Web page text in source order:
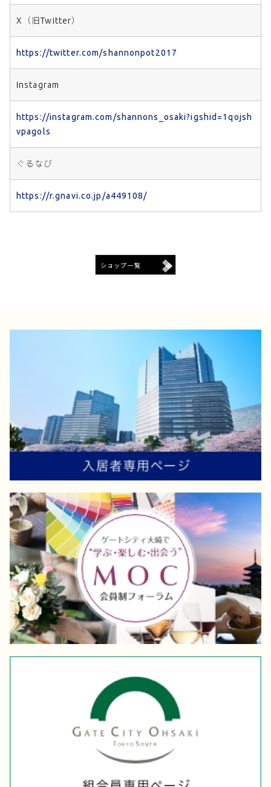
X（旧Twitter）
https://twitter.com/shannonpot2017
Instagram
https://instagram.com/shannons_osaki?igshid=1qojsh
vpagols
ぐるなび
https://r.gnavi.co.jp/a449108/
ショップ一覧